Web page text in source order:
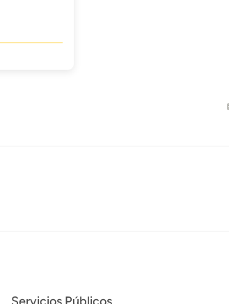
Servicios Públicos